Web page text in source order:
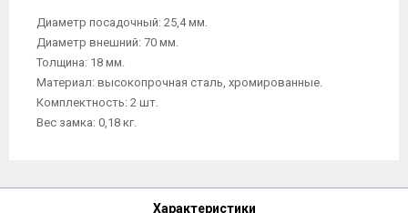
Диаметр посадочный: 25,4 мм.
Диаметр внешний: 70 мм.
Толщина: 18 мм.
Материал: высокопрочная сталь, хромированные.
Комплектность: 2 шт.
Вес замка: 0,18 кг.
Характеристики